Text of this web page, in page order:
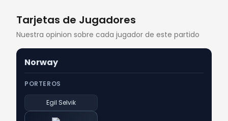
Tarjetas de Jugadores
Nuestra opinion sobre cada jugador de este partido
Norway
PORTEROS
Egil Selvik